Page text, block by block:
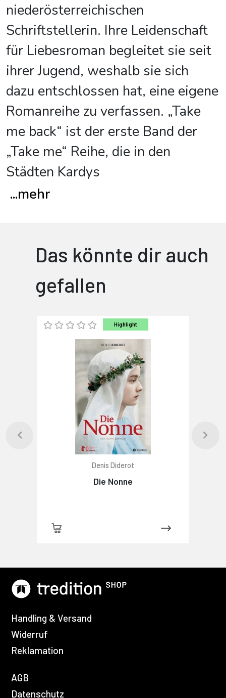
niederösterreichischen
Schriftstellerin. Ihre Leidenschaft
für Liebesroman begleitet sie seit
ihrer Jugend, weshalb sie sich
dazu entschlossen hat, eine eigene
Romanreihe zu verfassen. „Take
me back“ ist der erste Band der
„Take me“ Reihe, die in den
Städten Kardys
...mehr
Das könnte dir auch
gefallen
Highlight
Denis Diderot
Die Nonne
Handling & Versand
Widerruf
Reklamation
AGB
Datenschutz